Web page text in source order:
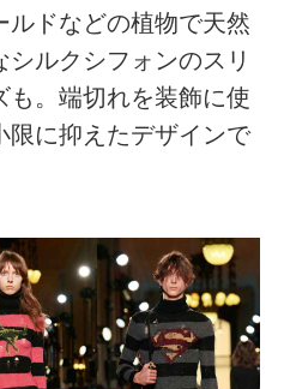
ルドなどの植物で天然
ルクシフォンのスリ
も。端切れを装飾に使
限に抑えたデザインで